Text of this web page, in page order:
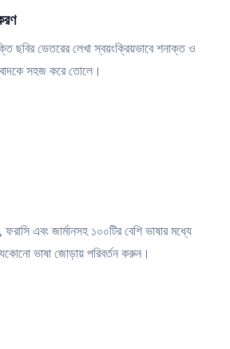
ভেতরের লেখা স্বয়ংক্রিয়ভাবে শনাক্ত ও
সহজ করে তোলে।
এবং জার্মানসহ ১০০টির বেশি ভাষার মধ্যে
ভাষা জোড়ায় পরিবর্তন করুন।